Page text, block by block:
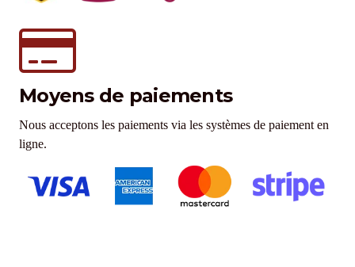
Moyens de paiements
Nous acceptons les paiements via les systèmes de paiement en
ligne.